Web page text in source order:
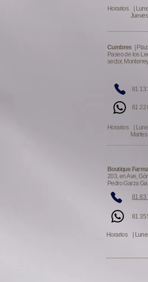
Horarios |
Jueves de
Cumbres |
Paseo de los
sector,
81 13
81 22
Horarios |
Martes y
Boutique
203, en Ave,
Pedro Garza
81 83
81 35
Horarios |